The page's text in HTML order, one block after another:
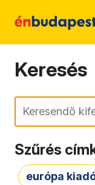
Keresés
Keresés
Szűrés
európa